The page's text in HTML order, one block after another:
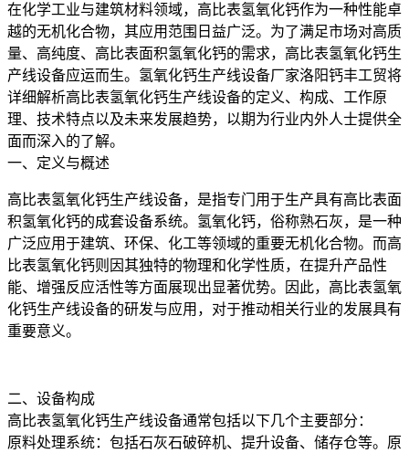
在化学工业与建筑材料领域，高比表氢氧化钙作为一种性能卓
越的无机化合物，其应用范围日益广泛。为了满足市场对高质
量、高纯度、高比表面积氢氧化钙的需求，高比表氢氧化钙生
产线设备应运而生。氢氧化钙生产线设备厂家洛阳钙丰工贸将
详细解析高比表氢氧化钙生产线设备的定义、构成、工作原
理、技术特点以及未来发展趋势，以期为行业内外人士提供全
面而深入的了解。
一、定义与概述
高比表氢氧化钙生产线设备，是指专门用于生产具有高比表面
积氢氧化钙的成套设备系统。氢氧化钙，俗称熟石灰，是一种
广泛应用于建筑、环保、化工等领域的重要无机化合物。而高
比表氢氧化钙则因其独特的物理和化学性质，在提升产品性
能、增强反应活性等方面展现出显著优势。因此，高比表氢氧
化钙生产线设备的研发与应用，对于推动相关行业的发展具有
重要意义。
二、设备构成
高比表氢氧化钙生产线设备通常包括以下几个主要部分：
原料处理系统：包括石灰石破碎机、提升设备、储存仓等。原